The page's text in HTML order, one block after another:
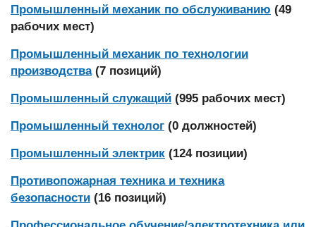
Промышленный механик по обслуживанию (49
рабочих мест)
Промышленный механик по технологии
производства (7 позиций)
Промышленный служащий (995 рабочих мест)
Промышленный технолог (0 должностей)
Промышленный электрик (124 позиции)
Противопожарная техника и техника
безопасности (16 позиций)